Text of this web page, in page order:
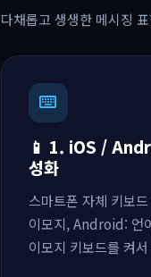
다채롭고 생생한 메시징
keyboard
📱 1. iOS /
성화
스마트폰 자체 키보
이모지, Android: 언
이모지 키보드를 켜